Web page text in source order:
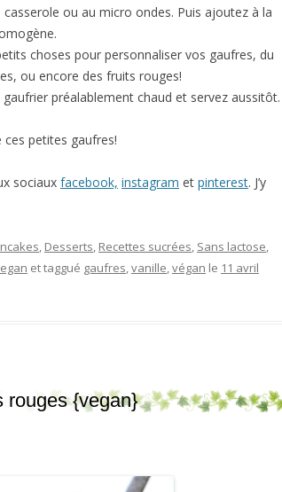
casserole ou au micro ondes. Puis ajoutez à la
choses pour personnaliser vos gaufres, du
ou encore des fruits rouges!
préalablement chaud et servez aussitôt.
ces petites gaufres!
sociaux facebook, instagram et pinterest. J’y
, Desserts, Recettes sucrées, Sans lactose,
et taggué gaufres,vanille,végan le 11 avril
rouges {vegan}